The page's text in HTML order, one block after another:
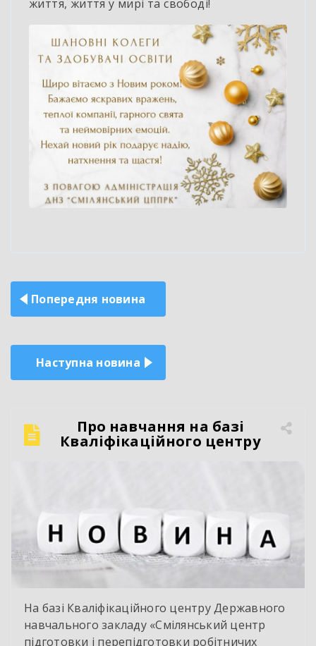
життя, життя у мирі та свободі!
Навігація
записів
Попередня новина
Наступна новина
Про навчання на базі
Кваліфікаційного центру
На базі Кваліфікаційного центру Державного
навчального закладу «Смілянський центр
підготовки і перепідготовки робітничих